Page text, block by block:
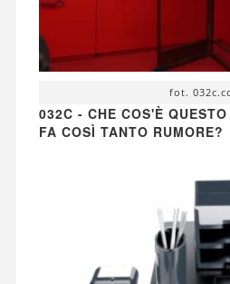
fot.
032C - CHE COS'È
FA COSÌ TANTO RUMORE?